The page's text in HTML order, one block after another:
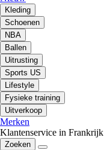
Kleding
Schoenen
NBA
Ballen
Uitrusting
Sports US
Lifestyle
Fysieke training
Uitverkoop
Merken
Klantenservice in Frankrijk
Zoeken